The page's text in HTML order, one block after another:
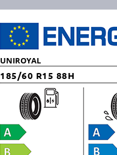
UNIROYAL
185/60 R15 88H